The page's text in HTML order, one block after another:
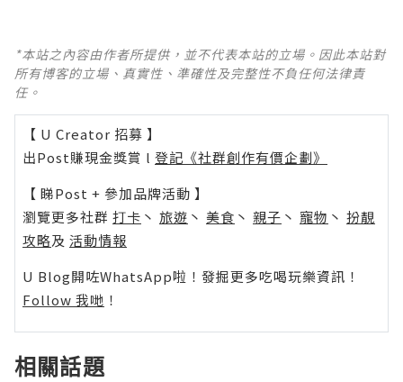
*本站之內容由作者所提供，並不代表本站的立場。因此本站對
所有博客的立場、真實性、準確性及完整性不負任何法律責
任。
【 U Creator 招募 】
出Post賺現金獎賞 l 登記《社群創作有價企劃》
【 睇Post + 參加品牌活動 】
瀏覽更多社群 打卡 丶 旅遊 丶 美食 丶 親子 丶 寵物 丶 扮靚
攻略及 活動情報
U Blog開咗WhatsApp啦！發掘更多吃喝玩樂資訊！
Follow 我哋 ！
相關話題